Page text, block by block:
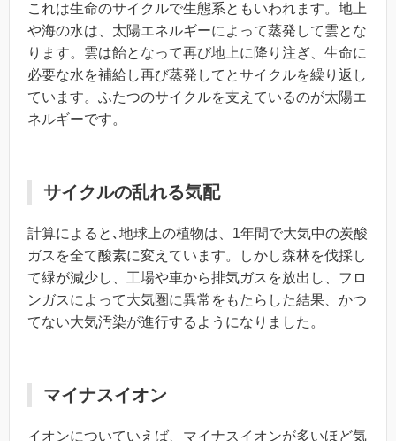
これは生命のサイクルで生態系ともいわれます。地上
や海の水は、太陽エネルギーによって蒸発して雲とな
ります。雲は飴となって再び地上に降り注ぎ、生命に
必要な水を補給し再び蒸発してとサイクルを繰り返し
ています。ふたつのサイクルを支えているのが太陽エ
ネルギーです。
サイクルの乱れる気配
計算によると､地球上の植物は、1年間で大気中の炭酸
ガスを全て酸素に変えています。しかし森林を伐採し
て緑が減少し、工場や車から排気ガスを放出し、フロ
ンガスによって大気圏に異常をもたらした結果、かつ
てない大気汚染が進行するようになりました。
マイナスイオン
イオンについていえば、マイナスイオンが多いほど気